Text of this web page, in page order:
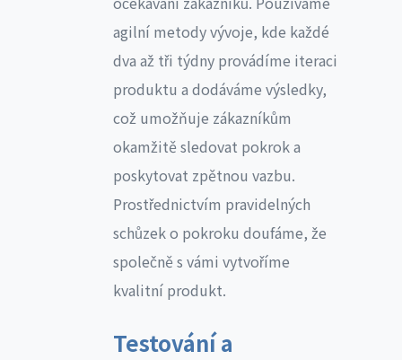
agilní metody vývoje, kde každé
dva až tři týdny provádíme iteraci
produktu a dodáváme výsledky,
což umožňuje zákazníkům
okamžitě sledovat pokrok a
poskytovat zpětnou vazbu.
Prostřednictvím pravidelných
schůzek o pokroku doufáme, že
společně s vámi vytvoříme
kvalitní produkt.
Testování a